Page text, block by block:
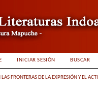
INICIAR SESIÓN BUSCAR
FRONTERAS DE LA EXPRESIÓN Y EL